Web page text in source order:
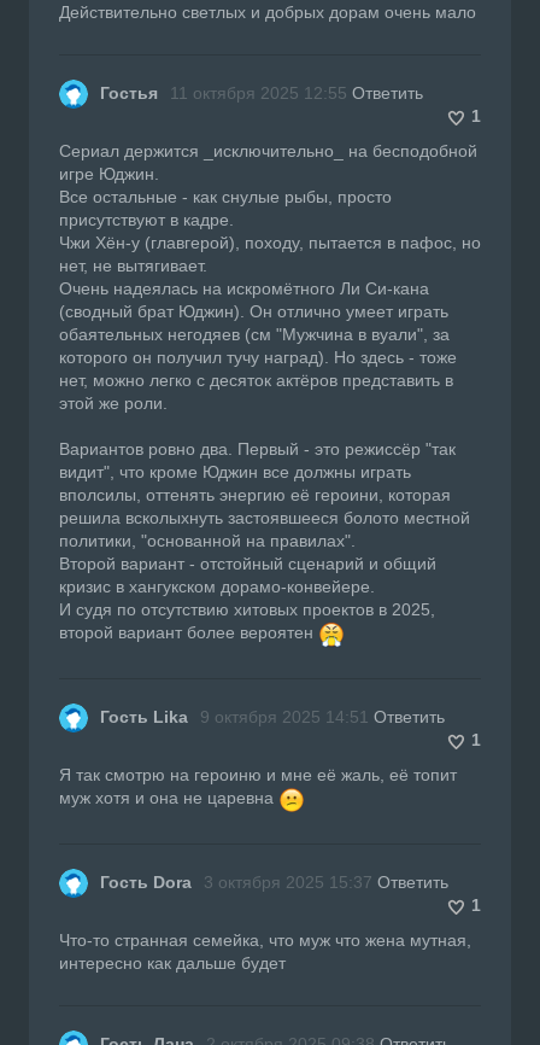
Действительно светлых и добрых дорам очень мало
Гостья 11 октября 2025 12:55 Ответить
1
Сериал держится _исключительно_ на бесподобной
игре Юджин.
Все остальные - как снулые рыбы, просто
присутствуют в кадре.
Чжи Хён-у (главгерой), походу, пытается в пафос, но
нет, не вытягивает.
Очень надеялась на искромётного Ли Си-кана
(сводный брат Юджин). Он отлично умеет играть
обаятельных негодяев (см "Мужчина в вуали", за
которого он получил тучу наград). Но здесь - тоже
нет, можно легко с десяток актёров представить в
этой же роли.
Вариантов ровно два. Первый - это режиссёр "так
видит", что кроме Юджин все должны играть
вполсилы, оттенять энергию её героини, которая
решила всколыхнуть застоявшееся болото местной
политики, "основанной на правилах".
Второй вариант - отстойный сценарий и общий
кризис в хангукском дорамо-конвейере.
И судя по отсутствию хитовых проектов в 2025,
второй вариант более вероятен
Гость Lika 9 октября 2025 14:51 Ответить
1
Я так смотрю на героиню и мне её жаль, её топит
муж хотя и она не царевна
Гость Dora 3 октября 2025 15:37 Ответить
1
Что-то странная семейка, что муж что жена мутная,
интересно как дальше будет